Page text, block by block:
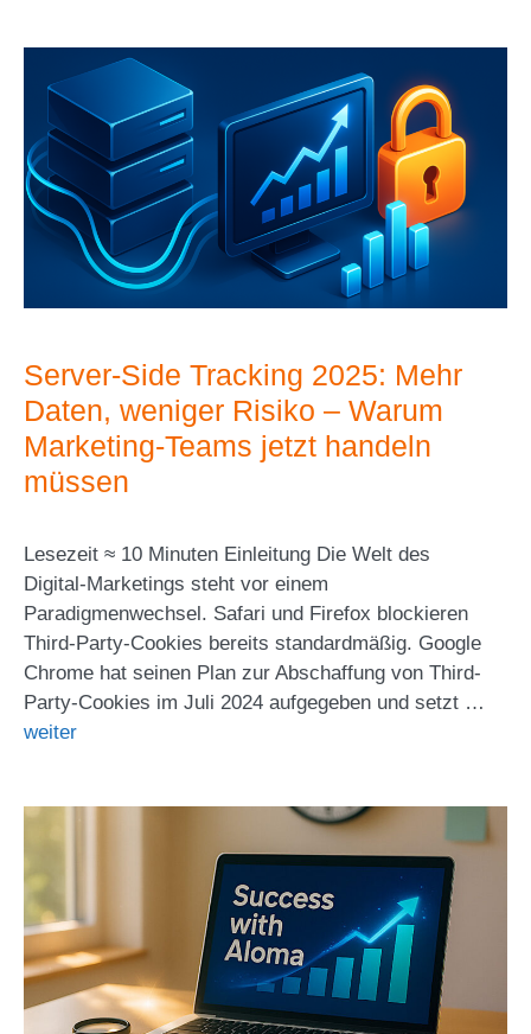
Server‑Side Tracking 2025: Mehr
Daten, weniger Risiko – Warum
Marketing‑Teams jetzt handeln
müssen
Lesezeit ≈ 10 Minuten Einleitung Die Welt des
Digital‑Marketings steht vor einem
Paradigmenwechsel. Safari und Firefox blockieren
Third-Party-Cookies bereits standardmäßig. Google
Chrome hat seinen Plan zur Abschaffung von Third-
Party-Cookies im Juli 2024 aufgegeben und setzt …
weiter